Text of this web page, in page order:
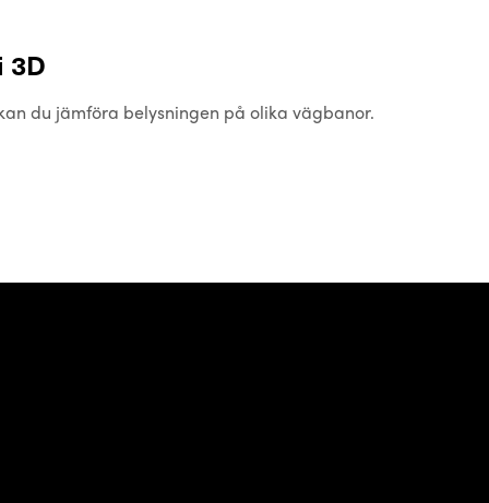
3D
du jämföra belysningen på olika vägbanor.